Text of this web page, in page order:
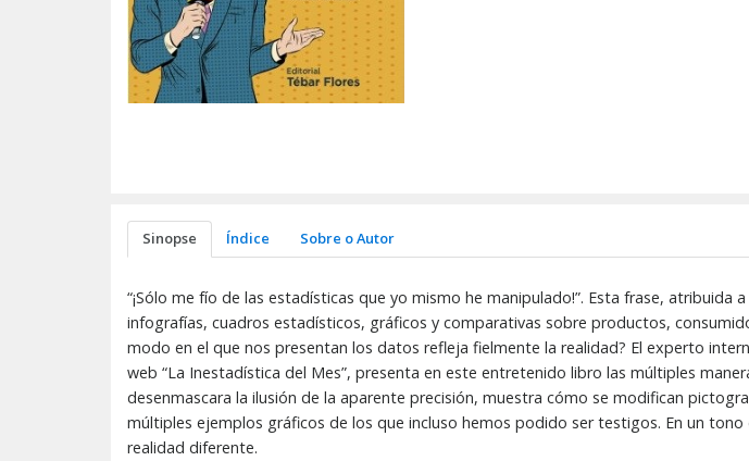
Sinopse Índice Sobre o Autor
“¡Sólo me fío de las estadísticas que yo mismo he manipulado!”. Esta frase,
infografías, cuadros estadísticos, gráficos y comparativas sobre productos,
modo en el que nos presentan los datos refleja fielmente la realidad? El experto
web “La Inestadística del Mes”, presenta en este entretenido libro las múltiples
desenmascara la ilusión de la aparente precisión, muestra cómo se modifican
múltiples ejemplos gráficos de los que incluso hemos podido ser testigos. En un
realidad diferente.